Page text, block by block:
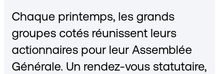
Engagements
Contact
Chaque printemps, les grands
groupes cotés réunissent leurs
actionnaires pour leur Assemblée
Générale. Un rendez-vous statutaire,